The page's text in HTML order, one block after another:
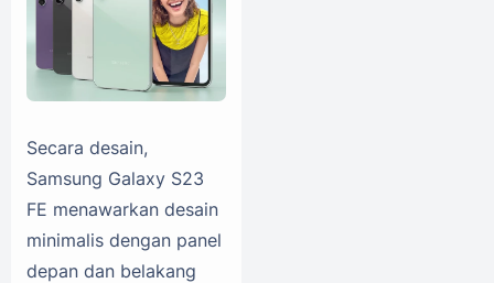
Secara desain,
Samsung Galaxy S23
FE menawarkan desain
minimalis dengan panel
depan dan belakang